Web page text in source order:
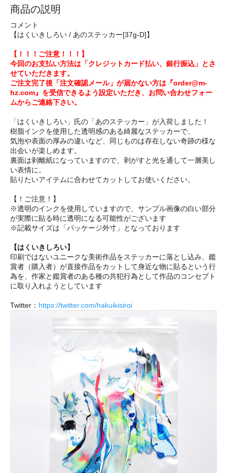
商品の説明
コメント
【はくいきしろい / あのステッカー[37g-D]】
【！！！ご注意！！！】
今回のお支払い方法は「クレジットカード払い、銀行振込」とさ
せていただきます。
ご注文完了後「注文確認メール」が届かない方は『order@m-
hz.com』を受信できるよう設定いただき、お問い合わせフォー
ムからご連絡下さい。
「はくいきしろい」氏の「あのステッカー」が入荷しました！
樹脂インクを使用した透明感のある綺麗なステッカーで、
気泡や表面の厚みの違いなど、同じものは存在しない奇跡の様な
出会いが楽しめます。
裏面は剥離紙になっていますので、剥がすと光を通して一層美し
い表情に。
貼りたいアイテムに合わせてカットしてお使いください。
【！ご注意！】
※透明のインクを使用していますので、サンプル画像の白い部分
が実際に貼る時に透明になる可能性がございます
※記載サイズは「パッケージ外寸」となっております
【はくいきしろい】
印刷ではないユニークな美術作品をステッカーに落とし込み、鑑
賞者（購入者）が直接作品をカットして身近な物に貼るという行
為を、作家と鑑賞者のある種の共犯行為として作品のコンセプト
に取り入れようとしています
Twitter： https://twitter.com/hakuikisiroi